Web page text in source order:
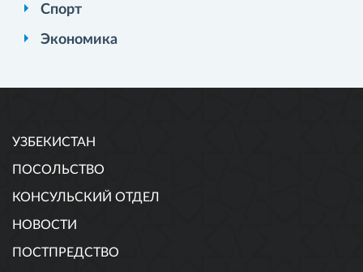
Спорт
Экономика
УЗБЕКИСТАН
ПОСОЛЬСТВО
КОНСУЛЬСКИЙ ОТДЕЛ
НОВОСТИ
ПОСТПРЕДСТВО